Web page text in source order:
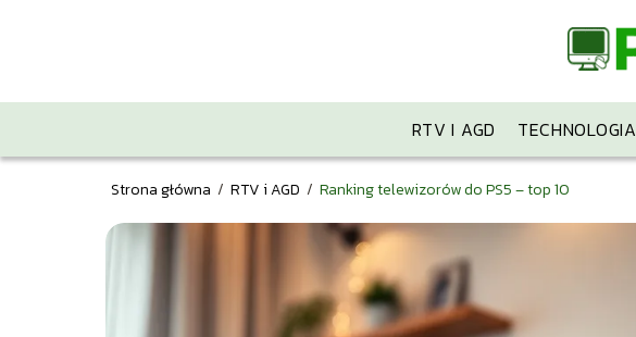
RTV I AGD TECHNOLOGIA
Strona główna / RTV i AGD / Ranking telewizorów do PS5 – top 10